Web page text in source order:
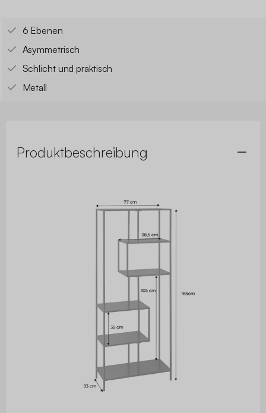
6 Ebenen
Asymmetrisch
Schlicht und praktisch
Metall
Produktbeschreibung